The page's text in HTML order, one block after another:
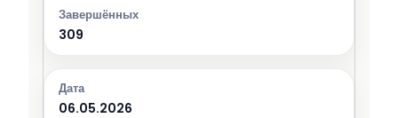
309
06.05.2026